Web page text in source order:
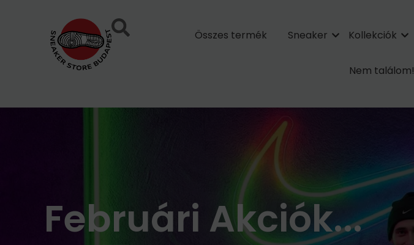
Összes termék Sneaker Kollekciók
Nem találom!
Februári Akciók...